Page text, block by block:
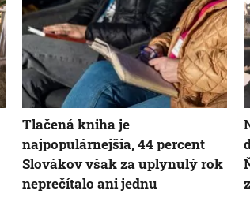
Tlačená kniha je
najpopulárnejšia, 44 percent
Slovákov však za uplynulý rok
neprečítalo ani jednu